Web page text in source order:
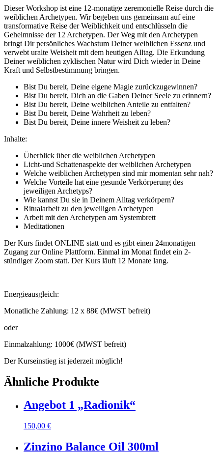
Dieser Workshop ist eine 12-monatige zeremonielle Reise durch die
weiblichen Archetypen. Wir begeben uns gemeinsam auf eine
transformative Reise der Weiblichkeit und entschlüsseln die
Geheimnisse der 12 Archetypen. Der Weg mit den Archetypen
bringt Dir persönliches Wachstum Deiner weiblichen Essenz und
verwebt uralte Weisheit mit dem heutigen Alltag. Die Erkundung
Deiner weiblichen zyklischen Natur wird Dich wieder in Deine
Kraft und Selbstbestimmung bringen.
Bist Du bereit, Deine eigene Magie zurückzugewinnen?
Bist Du bereit, Dich an die Gaben Deiner Seele zu erinnern?
Bist Du bereit, Deine weiblichen Anteile zu entfalten?
Bist Du bereit, Deine Wahrheit zu leben?
Bist Du bereit, Deine innere Weisheit zu leben?
Inhalte:
Überblick über die weiblichen Archetypen
Licht-und Schattenaspekte der weiblichen Archetypen
Welche weiblichen Archetypen sind mir momentan sehr nah?
Welche Vorteile hat eine gesunde Verkörperung des
jeweiligen Archetyps?
Wie kannst Du sie in Deinem Alltag verkörpern?
Ritualarbeit zu den jeweiligen Archetypen
Arbeit mit den Archetypen am Systembrett
Meditationen
Der Kurs findet ONLINE statt und es gibt einen 24monatigen
Zugang zur Online Plattform. Einmal im Monat findet ein 2-
stündiger Zoom statt. Der Kurs läuft 12 Monate lang.
Energieausgleich:
Monatliche Zahlung: 12 x 88€ (MWST befreit)
oder
Einmalzahlung: 1000€ (MWST befreit)
Der Kurseinstieg ist jederzeit möglich!
Ähnliche Produkte
Angebot 1 „Radionik“
150,00 €
Zinzino Balance Oil 300ml